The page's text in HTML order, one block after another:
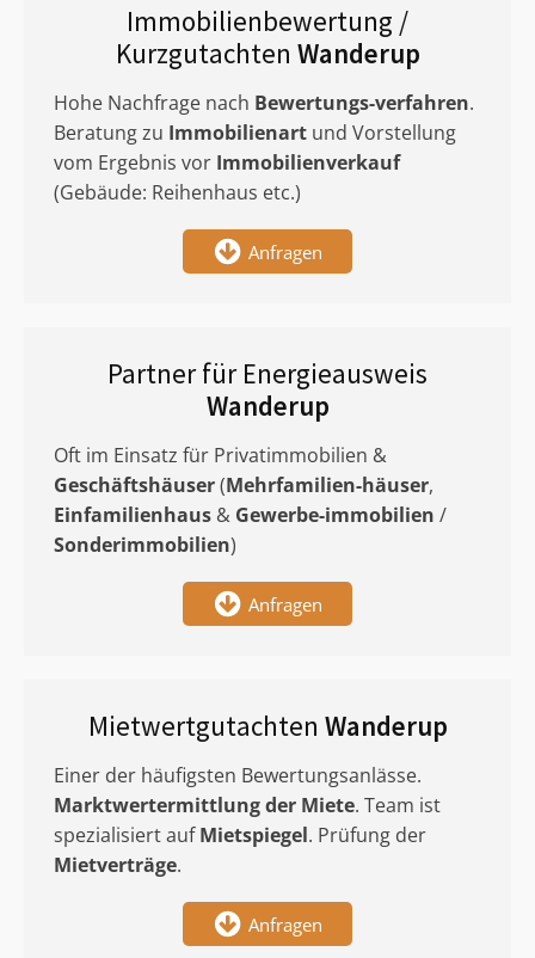
Immobilienbewertung /
Kurzgutachten Wanderup
Hohe Nachfrage nach Bewertungs-verfahren.
Beratung zu Immobilienart und Vorstellung
vom Ergebnis vor Immobilienverkauf
(Gebäude: Reihenhaus etc.)
Anfragen
Partner für Energieausweis
Wanderup
Oft im Einsatz für Privatimmobilien &
Geschäftshäuser(Mehrfamilien-häuser,
Einfamilienhaus & Gewerbe-immobilien /
Sonderimmobilien)
Anfragen
Mietwertgutachten Wanderup
Einer der häufigsten Bewertungsanlässe.
Marktwertermittlungder Miete. Team ist
spezialisiert aufMietspiegel. Prüfung der
Mietverträge.
Anfragen